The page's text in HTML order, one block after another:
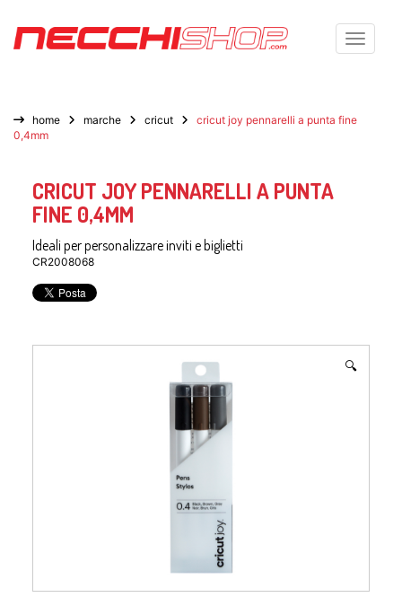
Toggle
home marche cricut
cricut joy pennarelli a punta fine
0,4mm
CRICUT JOY PENNARELLI A PUNTA
FINE 0,4MM
Ideali per personalizzare inviti e biglietti
CR2008068
🔍